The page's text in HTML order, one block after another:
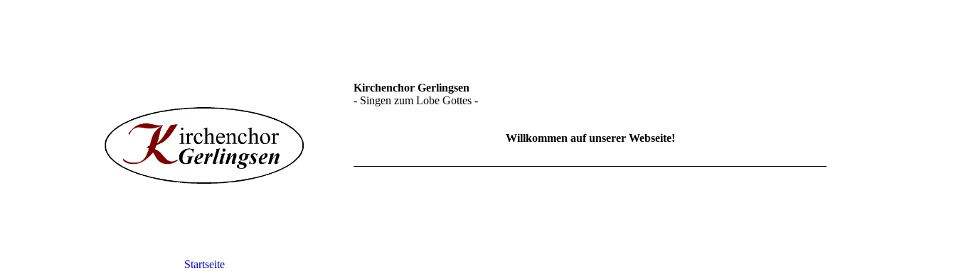
Startseite
Kirchenchor Gerlingsen
- Singen zum Lobe Gottes -
Willkommen auf unserer Webseite!